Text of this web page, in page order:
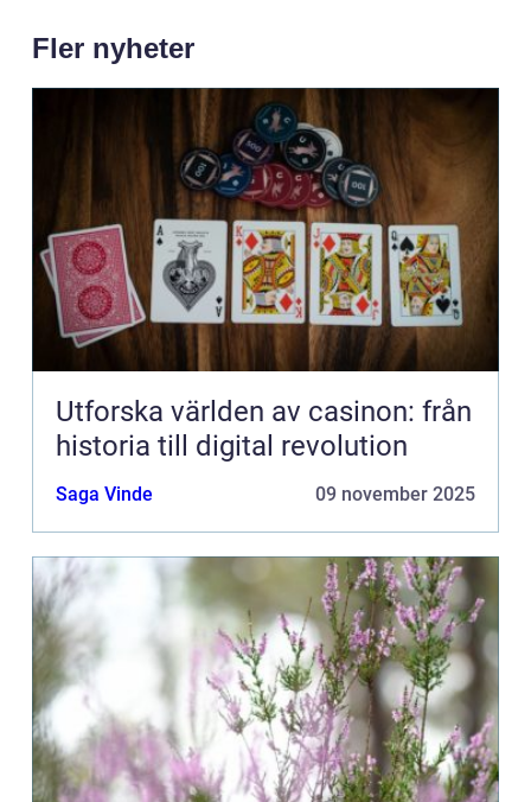
Fler nyheter
Utforska världen av casinon: från
historia till digital revolution
Saga Vinde 09 november 2025